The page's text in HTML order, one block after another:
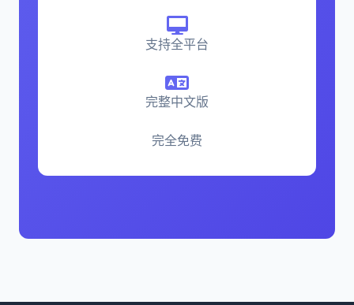
支持全平台
完整中文版
完全免费